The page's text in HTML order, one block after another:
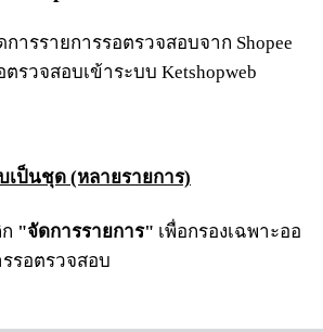
ารรายการรอตรวจสอบจาก Shopee
รวจสอบเข้าระบบ Ketshopweb
เป็นชุด (หลายรายการ)
"จัดการรายการ" เพื่อกรองเฉพาะออ
รอตรวจสอบ